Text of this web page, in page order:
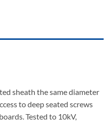
sheath the same diameter
to deep seated screws
Tested to 10kV,